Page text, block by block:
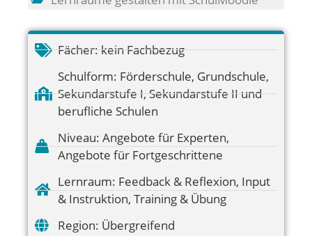
Fächer: kein Fachbezug
Schulform: Förderschule, Grundschule,
Sekundarstufe I, Sekundarstufe II und
berufliche Schulen
Niveau: Angebote für Experten,
Angebote für Fortgeschrittene
Lernraum: Feedback & Reflexion, Input
& Instruktion, Training & Übung
Region: Übergreifend